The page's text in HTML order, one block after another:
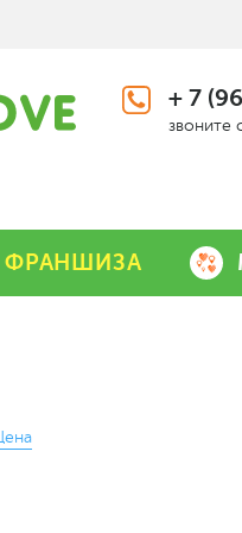
+ 7
звоните
ФРАНШИЗА
Цена